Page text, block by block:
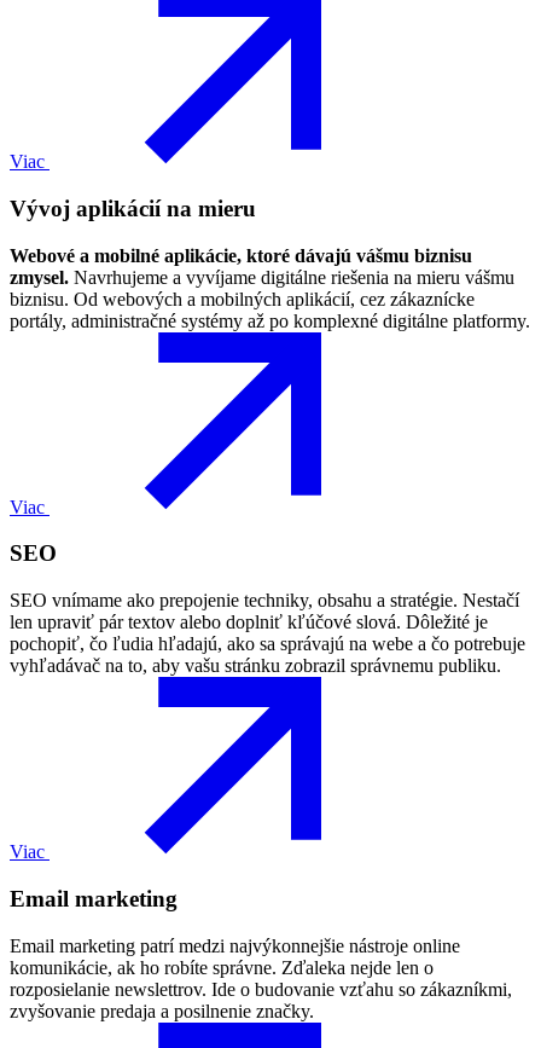
Viac
Vývoj aplikácií na mieru
Webové a mobilné aplikácie, ktoré dávajú vášmu biznisu
zmysel. Navrhujeme a vyvíjame digitálne riešenia na mieru vášmu
biznisu. Od webových a mobilných aplikácií, cez zákaznícke
portály, administračné systémy až po komplexné digitálne platformy.
Viac
SEO
SEO vnímame ako prepojenie techniky, obsahu a stratégie. Nestačí
len upraviť pár textov alebo doplniť kľúčové slová. Dôležité je
pochopiť, čo ľudia hľadajú, ako sa správajú na webe a čo potrebuje
vyhľadávač na to, aby vašu stránku zobrazil správnemu publiku.
Viac
Email marketing
Email marketing patrí medzi najvýkonnejšie nástroje online
komunikácie, ak ho robíte správne. Zďaleka nejde len o
rozposielanie newslettrov. Ide o budovanie vzťahu so zákazníkmi,
zvyšovanie predaja a posilnenie značky.